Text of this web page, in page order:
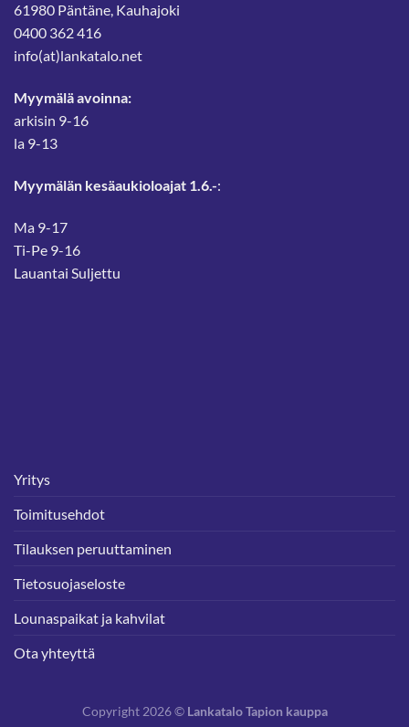
61980 Päntäne, Kauhajoki
0400 362 416
info(at)lankatalo.net
Myymälä avoinna:
arkisin 9-16
la 9-13
Myymälän kesäaukioloajat 1.6.-:
Ma 9-17
Ti-Pe 9-16
Lauantai Suljettu
Yritys
Toimitusehdot
Tilauksen peruuttaminen
Tietosuojaseloste
Lounaspaikat ja kahvilat
Ota yhteyttä
Copyright 2026 © Lankatalo Tapion kauppa